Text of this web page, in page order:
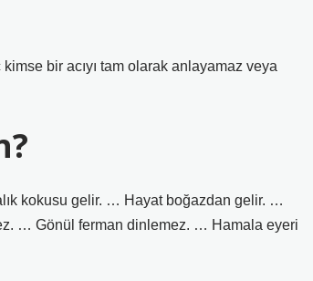
bir acıyı tam olarak anlayamaz veya
kokusu gelir. … Hayat boğazdan gelir. …
… Gönül ferman dinlemez. … Hamala eyeri